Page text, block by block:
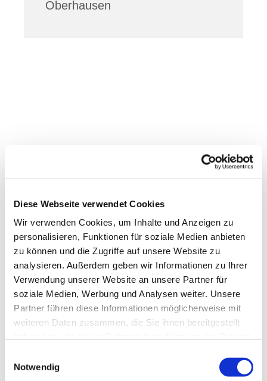
Diese Webseite verwendet Cookies
Wir verwenden Cookies, um Inhalte und Anzeigen zu
personalisieren, Funktionen für soziale Medien anbieten
zu können und die Zugriffe auf unsere Website zu
analysieren. Außerdem geben wir Informationen zu Ihrer
Verwendung unserer Website an unsere Partner für
soziale Medien, Werbung und Analysen weiter. Unsere
Partner führen diese Informationen möglicherweise mit
weiteren Daten zusammen, die Sie ihnen bereitgestellt
Notwendig
Oberhausen
Dies könnte Sie auch
interessieren